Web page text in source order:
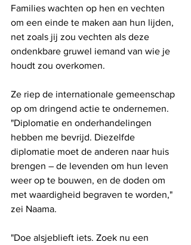
Families wachten op hen en vechten
om een ​​einde te maken aan hun lijden,
net zoals jij zou vechten als deze
ondenkbare gruwel iemand van wie je
houdt zou overkomen.
Ze riep de internationale gemeenschap
op om dringend actie te ondernemen.
"Diplomatie en onderhandelingen
hebben me bevrijd. Diezelfde
diplomatie moet de anderen naar huis
brengen – de levenden om hun leven
weer op te bouwen, en de doden om
met waardigheid begraven te worden,"
zei Naama.
"Doe alsjeblieft iets. Zoek nu een